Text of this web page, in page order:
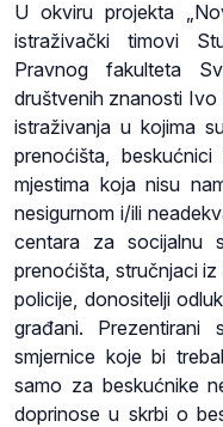
U okviru projekta
istraživački timovi
Pravnog fakulteta
društvenih znanosti Ivo
istraživanja u kojima
prenoćišta,
mjestima koja nisu
nesigurnom i/ili
centara za socijalnu
prenoćišta, stručnjaci
policije, donositelji
građani. Prezentirani
smjernice koje bi
samo za beskućnike
doprinose u skrbi o